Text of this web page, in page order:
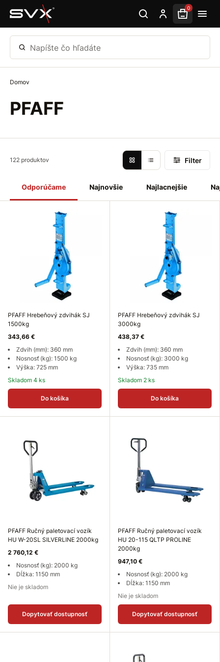
Preskočiť na hlavný obsah 0
Napíšte čo hľadáte
Domov
PFAFF
Odporúčame Najnovšie Najlacnejšie
122 produktov Filter
PFAFF Hrebeňový zdvihák SJ
1500kg
343,66 €
Zdvih (mm): 360 mm
Nosnosť (kg): 1500 kg
Výška: 725 mm
Skladom 4 ks
Do košíka
PFAFF Hrebeňový zdvihák SJ
3000kg
438,37 €
Zdvih (mm): 360 mm
Nosnosť (kg): 3000 kg
Výška: 735 mm
Skladom 2 ks
Do košíka
PFAFF Ručný paletovací vozík
HU W-20SL SILVERLINE 2000kg
2 760,12 €
Nosnosť (kg): 2000 kg
Dĺžka: 1150 mm
Nie je skladom
Dopytovať dostupnosť
PFAFF Ručný paletovací vozík
HU 20-115 QLTP PROLINE
2000kg
947,10 €
Nosnosť (kg): 2000 kg
Dĺžka: 1150 mm
Nie je skladom
Dopytovať dostupnosť